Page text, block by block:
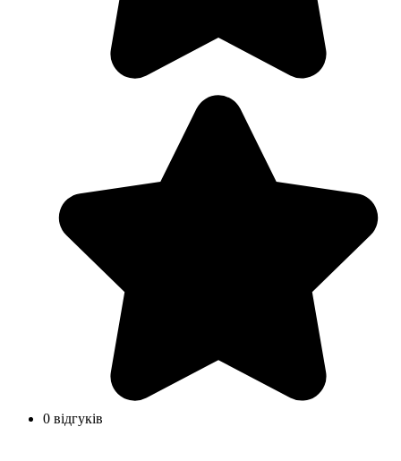
0 відгуків